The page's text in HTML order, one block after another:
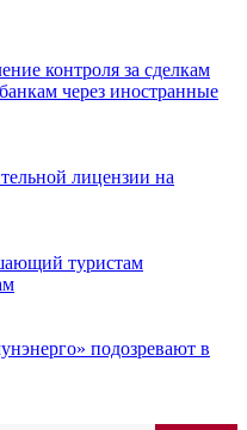
контроля за сделкам
через иностранные
лицензии на
туристам
подозревают в